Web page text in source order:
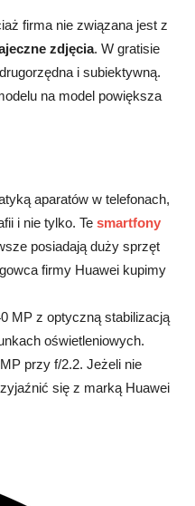
firma nie związana jest z
zdjęcia. W gratisie
i subiektywną.
na model powiększa
aparatów w telefonach,
i nie tylko. Te smartfony
posiadają duży sprzęt
firmy Huawei kupimy
MP z optyczną stabilizacją
oświetleniowych.
przy f/2.2. Jeżeli nie
się z marką Huawei